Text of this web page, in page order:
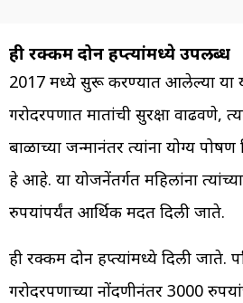
ही रक्कम दोन हप्त्यांमध्ये उपलब्ध
2017 मध्ये सुरू करण्यात आलेल्या या
गरोदरपणात मातांची सुरक्षा वाढवणे,
बाळाच्या जन्मानंतर त्यांना योग्य
हे आहे. या योजनेंतर्गत महिलांना
रुपयांपर्यंत आर्थिक मदत दिली जाते.
ही रक्कम दोन हप्त्यांमध्ये दिली जाते.
गरोदरपणाच्या नोंदणीनंतर 3000